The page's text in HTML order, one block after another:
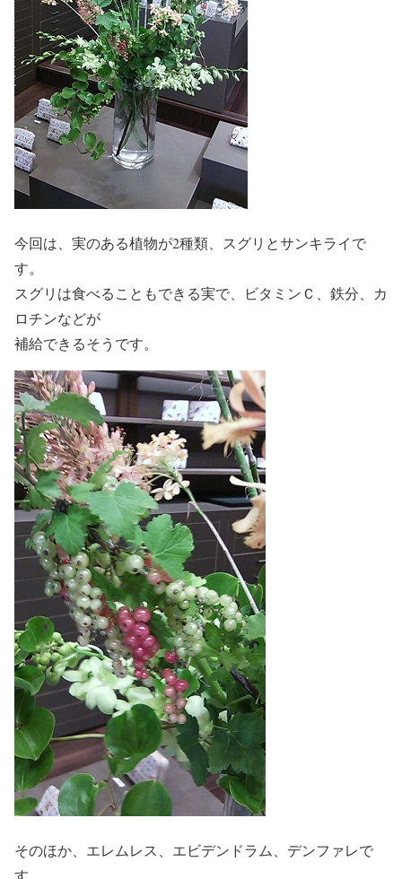
今回は、実のある植物が2種類、スグリとサンキライで
す。
スグリは食べることもできる実で、ビタミンＣ、鉄分、カ
ロチンなどが
補給できるそうです。
そのほか、エレムレス、エビデンドラム、デンファレで
す。